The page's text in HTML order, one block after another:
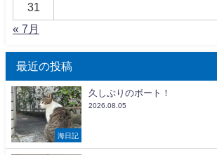
31
« 7月
最近の投稿
海日記
久しぶりのボート！
2026.08.05